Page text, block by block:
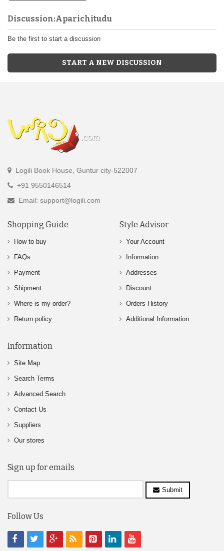
Discussion:Aparichitudu
Be the first to start a discussion
START A NEW DISCUSSION
Logili Book House, Guntur city-522007
+91 9550146514
Email: support@logili.com
Shopping Guide
How to buy
FAQs
Payment
Shipment
Where is my order?
Return policy
Style Advisor
Your Account
Information
Addresses
Discount
Orders History
Additional Information
Information
Site Map
Search Terms
Advanced Search
Contact Us
Suppliers
Our stores
Sign up for emails
Submit
Follow Us